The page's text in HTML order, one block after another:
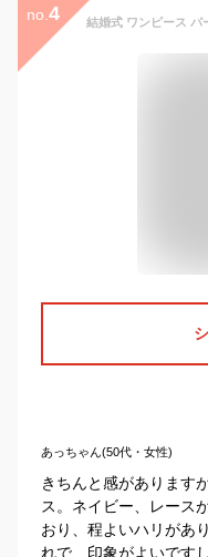
no. 4
あっちゃん(50代・女性)
きちんと感があります
ス。ネイビー、レース
おり、程よいハリがあ
れで、印象がよいです